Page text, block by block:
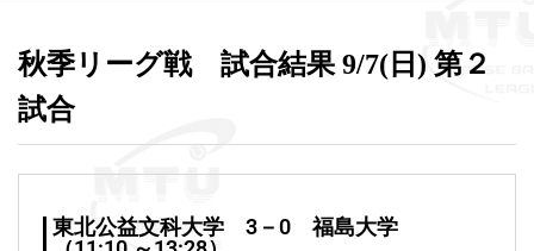
秋季リーグ戦 試合結果 9/7(日) 第２
試合
東北公益文科大学 3－0 福島大学